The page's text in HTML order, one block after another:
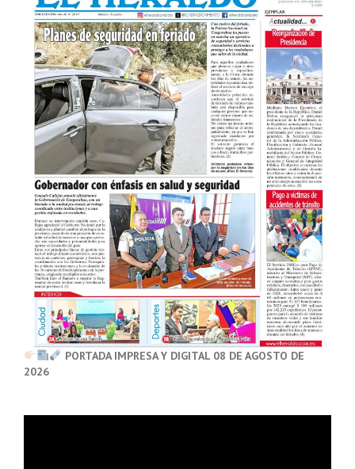
PORTADA IMPRESA Y DIGITAL 08 DE AGOSTO DE
2026